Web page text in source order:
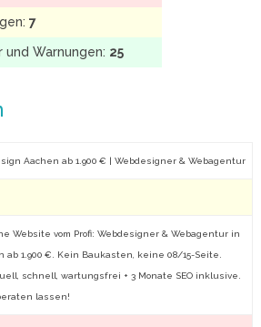
7
und Warnungen: 25
Aachen ab 1.900 € | Webdesigner & Webagentur
Website vom Profi: Webdesigner & Webagentur in
ab 1.900 €. Kein Baukasten, keine 08/15-Seite.
schnell, wartungsfrei + 3 Monate SEO inklusive.
lassen!